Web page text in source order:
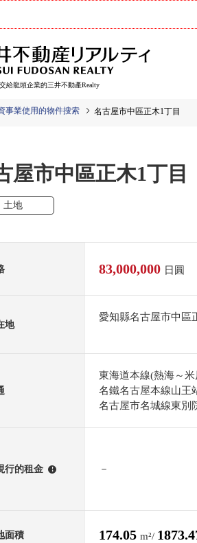
給龍頭企業的三井不動產Realty
事業使用的物件搜索 名古屋市中區正木1丁目
屋市中區正木1丁目
土地
83,000,000 日圓
地
愛知縣名古屋市中區
東海道本線(熱海～
名鐵名古屋本線山王
名古屋市名城線東別
行的租金 ! －
面積 174.05 m²/